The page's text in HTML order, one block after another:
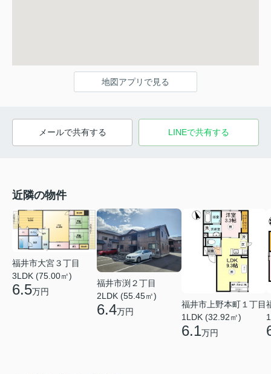
地図アプリで見る
メールで共有する LINEで共有する
近隣の物件
福井市大宮３丁目
3LDK (75.00㎡)
6.5万円
福井市渕２丁目
2LDK (55.45㎡)
6.4万円
福井市上野本町１丁目
1LDK (32.92㎡)
6.1万円